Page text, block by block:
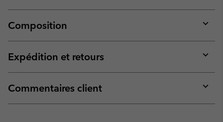
Composition
or
Expédition et retours
or
Commentaires client
or